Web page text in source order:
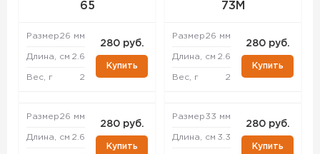
65
Размер26 мм
Длина, см 2.6
Вес, г 2
280 руб.
Купить
Размер26 мм
Длина, см 2.6
280 руб.
Купить
73M
Размер26 мм
Длина, см 2.6
Вес, г 2
280 руб.
Купить
Размер33 мм
Длина, см 3.3
280 руб.
Купить